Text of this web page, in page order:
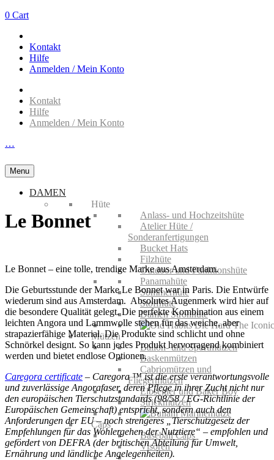
0 Cart
Kontakt
Hilfe
Anmelden / Mein Konto
Kontakt
Hilfe
Anmelden / Mein Konto
…
Menu
DAMEN
Hüte
Anlass- und Hochzeitshüte
Atelier Hüte /
Sonderanfertigungen
Bucket Hats
Filzhüte
Outdoor und Funktionshüte
Panamahüte
Sommerhüte
Stoffhüte
Damen Strohhüte
Mützen
Ballon- und Sportmützen
Baskenmützen
Cabriomützen und
Fliegermützen
Elbsegler und Baker Boy
Strickmützen
Caps
Baseball Caps
Visoren
Le Bonnet
Le Bonnet – eine tolle, trendige Marke aus Amsterdam.
Die Geburtsstunde der Marke Le Bonnet war in Paris. Die Entwürfe
wiederum sind aus Amsterdam. Absolutes Augenmerk wird hier auf
die besondere Qualität gelegt. Die perfekte Kombination aus einem
leichten Angora und Lammwolle stehen für das weiche, aber
strapazierfähige Material. Die Produkte sind schlicht und ohne
Schnörkel designt. So kann jedes Produkt hervorragend kombiniert
werden und bietet endlose Optionen.
Caregora certificate – Caregora ™ ist die erste verantwortungsvolle
und zuverlässige Angorafaser, deren Pflege in ihrer Zucht nicht nur
den europäischen Tierschutzstandards (98/58 / EG-Richtlinie der
Europäischen Gemeinschaft) entspricht, sondern auch den
Anforderungen der EU – noch strengeres „Tierschutzgesetz der
Empfehlungen für das Wohlergehen der Nutztiere“ – empfohlen und
gefördert von DEFRA (der britischen Abteilung für Umwelt,
Ernährung und ländliche Angelegenheiten).